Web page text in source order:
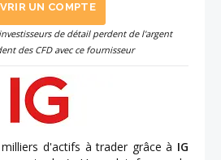
UN COMPTE
de détail perdent de l'argent
des CFD avec ce fournisseur
d'actifs à trader grâce à IG